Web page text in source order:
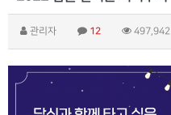
관리자 12 497,942